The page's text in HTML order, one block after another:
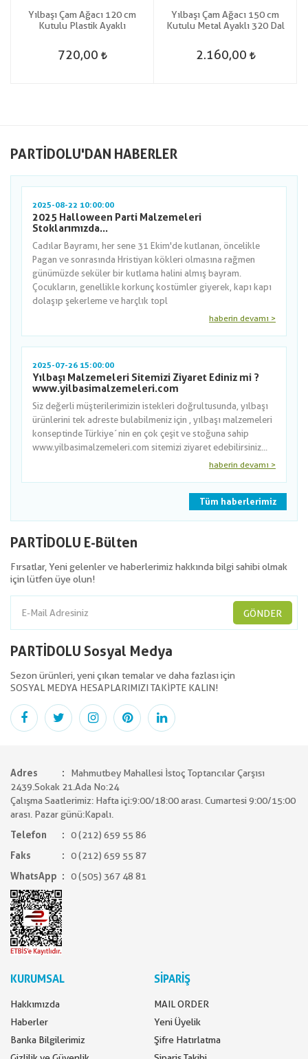
Yılbaşı Çam Ağacı 120 cm
Kutulu Plastik Ayaklı
720,00
Yılbaşı Çam Ağacı 150 cm
Kutulu Metal Ayaklı 320 Dal
2.160,00
PARTIDOLU'DAN HABERLER
2025-08-22 10:00:00
2025 Halloween Parti Malzemeleri
Stoklarımızda...
Cadılar Bayramı, her sene 31 Ekim'de kutlanan, öncelikle
Pagan ve sonrasında Hristiyan kökleri olmasına rağmen
günümüzde seküler bir kutlama halini almış bayram.
Çocukların, genellikle korkunç kostümler giyerek, kapı kapı
dolaşıp şekerleme ve harçlık topl
haberin devamı >
2025-07-26 15:00:00
Yılbaşı Malzemeleri Sitemizi Ziyaret Ediniz mi ?
www.yilbasimalzemeleri.com
Siz değerli müşterilerimizin istekleri doğrultusunda, yılbaşı
ürünlerini tek adreste bulabilmeniz için , yılbaşı malzemeleri
konseptinde Türkiye´nin en çok çeşit ve stoğuna sahip
www.yilbasimalzemeleri.com sitemizi ziyaret edebilirsiniz...
haberin devamı >
Tüm haberlerimiz
PARTİDOLU E-Bülten
Fırsatlar, Yeni gelenler ve haberlerimiz hakkında bilgi sahibi olmak
için lütfen üye olun!
GÖNDER
PARTİDOLU Sosyal Medya
Sezon ürünleri, yeni çıkan temalar ve daha fazlası için
SOSYAL MEDYA HESAPLARIMIZI TAKİPTE KALIN!
Adres
Mahmutbey Mahallesi İstoç Toptancılar Çarşısı
2439.Sokak 21.Ada No:24
Çalışma Saatlerimiz: Hafta içi:9:00/18:00 arası. Cumartesi 9:00/15:00
arası. Pazar günü:Kapalı.
Telefon
0 (212) 659 55 86
Faks
0 (212) 659 55 87
WhatsApp
0 (505) 367 48 81
KURUMSAL
Hakkımızda
Haberler
Banka Bilgilerimiz
SİPARİŞ
MAIL ORDER
Yeni Üyelik
Şifre Hatırlatma